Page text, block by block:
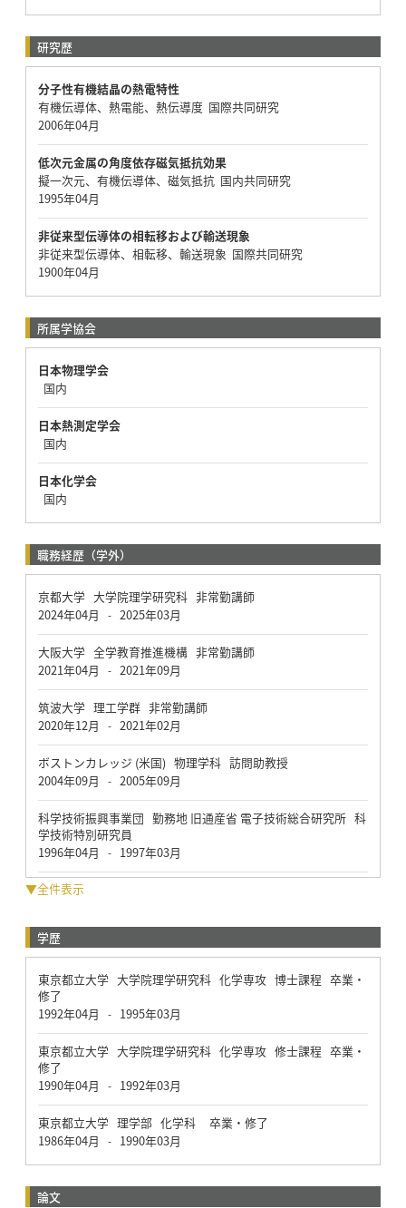
研究歴
分子性有機結晶の熱電特性
有機伝導体、熱電能、熱伝導度 国際共同研究
2006年04月
低次元金属の角度依存磁気抵抗効果
擬一次元、有機伝導体、磁気抵抗 国内共同研究
1995年04月
非従来型伝導体の相転移および輸送現象
非従来型伝導体、相転移、輸送現象 国際共同研究
1900年04月
所属学協会
日本物理学会
国内
日本熱測定学会
国内
日本化学会
国内
職務経歴（学外）
京都大学 大学院理学研究科 非常勤講師
2024年04月
- 2025年03月
大阪大学 全学教育推進機構 非常勤講師
2021年04月
- 2021年09月
筑波大学 理工学群 非常勤講師
2020年12月
- 2021年02月
ボストンカレッジ (米国) 物理学科 訪問助教授
2004年09月
- 2005年09月
科学技術振興事業団 勤務地 旧通産省 電子技術総合研究所 科
学技術特別研究員
1996年04月
- 1997年03月
▼全件表示
学歴
東京都立大学 大学院理学研究科 化学専攻 博士課程 卒業・
修了
1992年04月
- 1995年03月
東京都立大学 大学院理学研究科 化学専攻 修士課程 卒業・
修了
1990年04月
- 1992年03月
東京都立大学 理学部 化学科 卒業・修了
1986年04月
- 1990年03月
論文